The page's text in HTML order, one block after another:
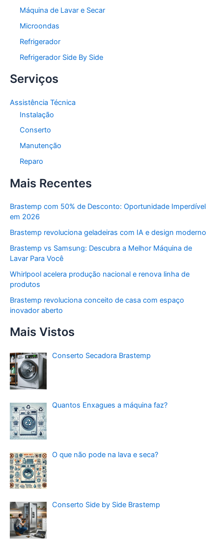
Máquina de Lavar e Secar
Microondas
Refrigerador
Refrigerador Side By Side
Serviços
Assistência Técnica
Instalação
Conserto
Manutenção
Reparo
Mais Recentes
Brastemp com 50% de Desconto: Oportunidade Imperdível
em 2026
Brastemp revoluciona geladeiras com IA e design moderno
Brastemp vs Samsung: Descubra a Melhor Máquina de
Lavar Para Você
Whirlpool acelera produção nacional e renova linha de
produtos
Brastemp revoluciona conceito de casa com espaço
inovador aberto
Mais Vistos
Conserto Secadora Brastemp
Quantos Enxagues a máquina faz?
O que não pode na lava e seca?
Conserto Side by Side Brastemp